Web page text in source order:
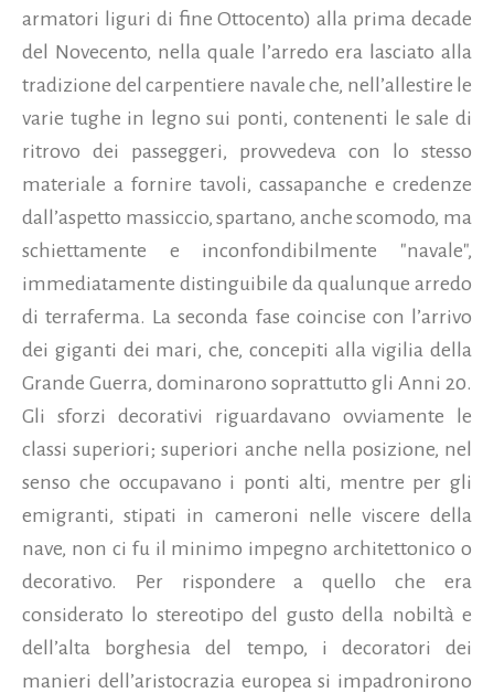
armatori liguri di fine Ottocento) alla prima decade
del Novecento, nella quale l’arredo era lasciato alla
tradizione del carpentiere navale che, nell’allestire le
varie tughe in legno sui ponti, contenenti le sale di
ritrovo dei passeggeri, provvedeva con lo stesso
materiale a fornire tavoli, cassapanche e credenze
dall’aspetto massiccio, spartano, anche scomodo, ma
schiettamente e inconfondibilmente "navale",
immediatamente distinguibile da qualunque arredo
di terraferma. La seconda fase coincise con l’arrivo
dei giganti dei mari, che, concepiti alla vigilia della
Grande Guerra, dominarono soprattutto gli Anni 20.
Gli sforzi decorativi riguardavano ovviamente le
classi superiori; superiori anche nella posizione, nel
senso che occupavano i ponti alti, mentre per gli
emigranti, stipati in cameroni nelle viscere della
nave, non ci fu il minimo impegno architettonico o
decorativo. Per rispondere a quello che era
considerato lo stereotipo del gusto della nobiltà e
dell’alta borghesia del tempo, i decoratori dei
manieri dell’aristocrazia europea si impadronirono